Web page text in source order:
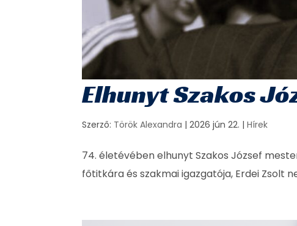
Elhunyt Szakos
Szerző: Török Alexandra |2026 jún 22. |Hírek
74. életévében elhunyt Szakos József
főtitkára és szakmai igazgatója, Erdei Zsolt